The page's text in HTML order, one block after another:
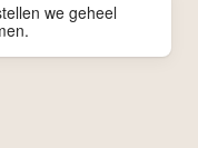
we geheel